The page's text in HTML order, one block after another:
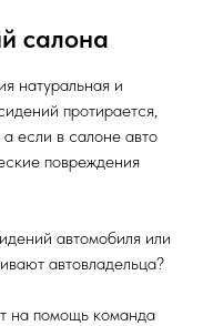
салона
натуральная и
протирается,
если в салоне авто
повреждения
автомобиля или
автовладельца?
на помощь команда